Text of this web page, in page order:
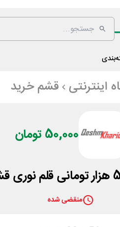
اینترنتی قشم خرید
50,000 تومان
منقضی شده